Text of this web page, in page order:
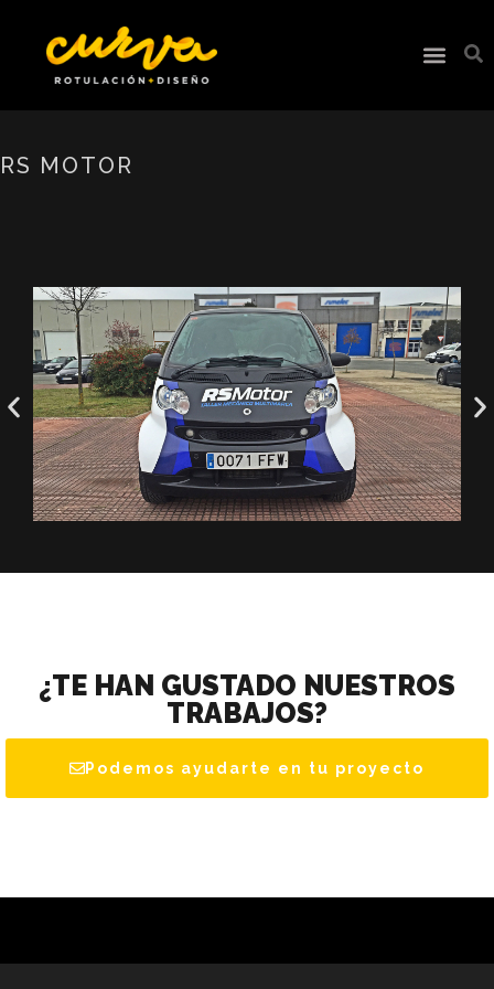
RS MOTOR
¿TE HAN GUSTADO NUESTROS
TRABAJOS?
Podemos ayudarte en tu proyecto